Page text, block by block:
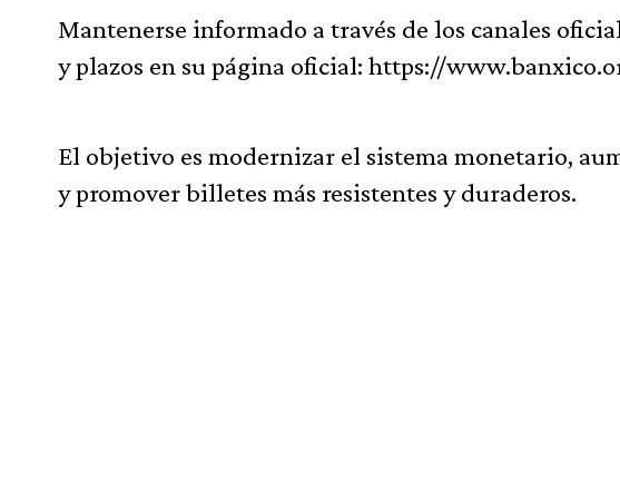
Mantenerse informado a través de los canales
y plazos en su página oficial: https://
El objetivo es modernizar el sistema monetario,
y promover billetes más resistentes y duraderos.